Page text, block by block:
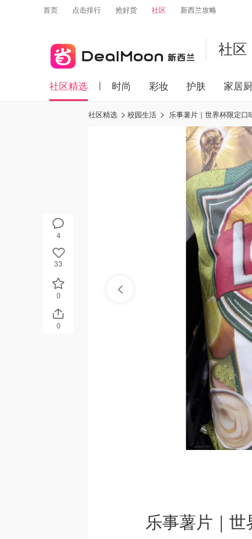
首页 点击排行 抢好货 社区 新西兰攻略
社区
社区精选 时尚 彩妆 护肤 家居
4
33
0
0
社区精选 校园生活 乐事薯片｜世界杯限定口
乐事薯片｜